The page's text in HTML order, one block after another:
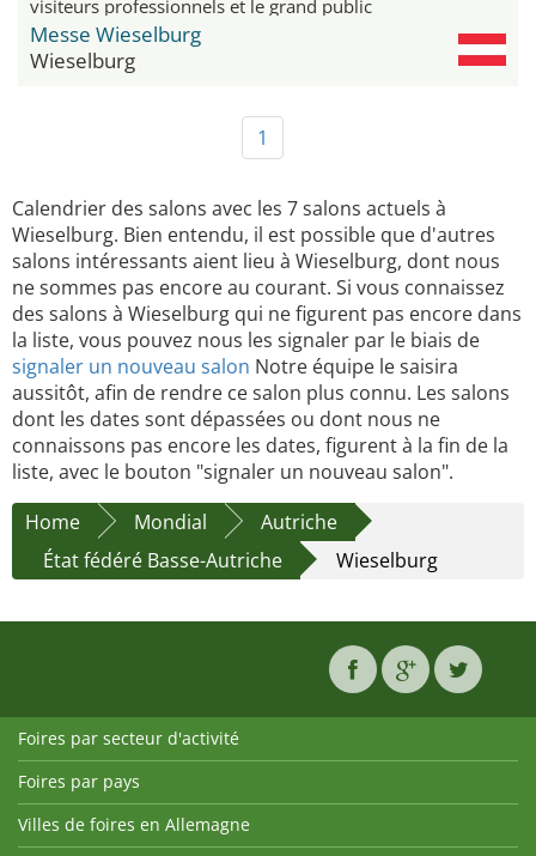
visiteurs professionnels et le grand public
Messe Wieselburg
Wieselburg
1
Calendrier des salons avec les 7 salons actuels à
Wieselburg. Bien entendu, il est possible que d'autres
salons intéressants aient lieu à Wieselburg, dont nous
ne sommes pas encore au courant. Si vous connaissez
des salons à Wieselburg qui ne figurent pas encore dans
la liste, vous pouvez nous les signaler par le biais de
signaler un nouveau salon Notre équipe le saisira
aussitôt, afin de rendre ce salon plus connu. Les salons
dont les dates sont dépassées ou dont nous ne
connaissons pas encore les dates, figurent à la fin de la
liste, avec le bouton "signaler un nouveau salon".
Home
Mondial
Autriche
État fédéré Basse-Autriche
Wieselburg
Foires par secteur d'activité
Foires par pays
Villes de foires en Allemagne